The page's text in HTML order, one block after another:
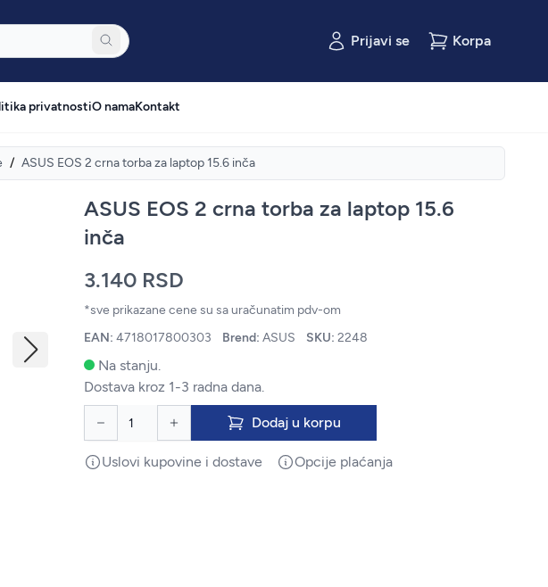
Prijavi se Korpa
privatnostiO namaKontakt
/ ASUS EOS 2 crna torba za laptop 15.6 inča
ASUS EOS 2 crna torba za laptop 15.6
inča
3.140 RSD
*sve prikazane cene su sa uračunatim pdv-om
EAN: 4718017800303 Brend: ASUS SKU: 2248
Na stanju.
Dostava kroz 1-3 radna dana.
Dodaj u korpu
Uslovi kupovine i dostave Opcije plaćanja